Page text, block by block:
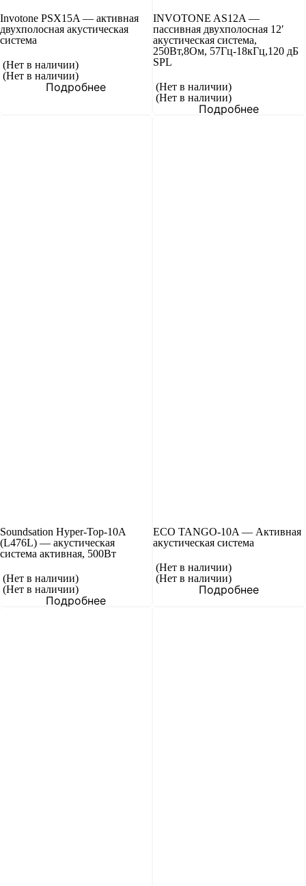
Invotone PSX15A — активная
двухполосная акустическая
система
(Нет в наличии)
(Нет в наличии)
Подробнее
INVOTONE AS12A —
пассивная двухполосная 12′
акустическая система,
250Вт,8Ом, 57Гц-18кГц,120 дБ
SPL
(Нет в наличии)
(Нет в наличии)
Подробнее
Soundsation Hyper-Top-10A
(L476L) — акустическая
система активная, 500Вт
(Нет в наличии)
(Нет в наличии)
Подробнее
ECO TANGO-10A — Активная
акустическая система
(Нет в наличии)
(Нет в наличии)
Подробнее